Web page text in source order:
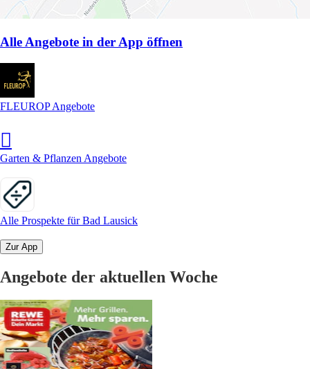
Alle Angebote in der App öffnen
FLEUROP Angebote
Garten & Pflanzen Angebote
Alle Prospekte für Bad Lausick
Zur App
Angebote der aktuellen Woche